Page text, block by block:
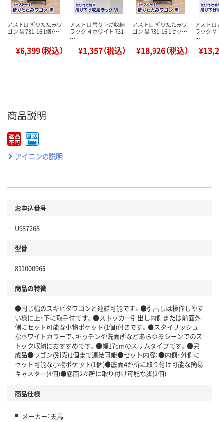
アストロ 折りたたみワ
ゴン 黒 731-16 1個（…
¥6,399（税込）
アストロ 吊り下げ収納
ラック M ホワイト 731-
…
¥1,357（税込）
アストロ 折りたたみワ
ゴン 黒 731-16 1セッ…
¥18,926（税込）
アストロ
ラック M
…
商品説明
アイコンの説明
お申込番号
U987268
型番
811000966
商品の特徴
●同じ幅のスキピタワゴンと連結可能です。●引出しは操作しやす
い様に上・下に取手付です。●ストッカー引出し内側または前面外
側にセット可能な小物ポケット(1個)付きです。●スタイリッシュ
なホワイトカラーで、キッチンや洗面所などあらゆるシーンでのス
トック収納におすすめです。●幅17cmのスリムタイプです。●完
成品●ワゴン(別売)1個まで連結可能●セット内容：●内側・外側に
セット可能な小物ポケット(1個)●底面4か所に取り付け可能な簡易
キャスター(4個)●底面2か所に取り付け可能な脚(2個)
商品仕様
メーカー：天馬